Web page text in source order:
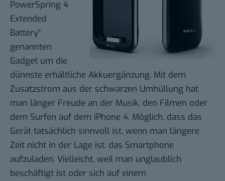
PowerSpring 4
Extended
Battery“
genannten
Gadget um die
dünnste erhältliche Akkuergänzung. Mit dem
Zusatzstrom aus der schwarzen Umhüllung hat
man länger Freude an der Musik, den Filmen oder
dem Surfen auf dem iPhone 4. Möglich, dass das
Gerät tatsächlich sinnvoll ist, wenn man längere
Zeit nicht in der Lage ist, das Smartphone
aufzuladen. Vielleicht, weil man unglaublich
beschäftigt ist oder sich auf einem